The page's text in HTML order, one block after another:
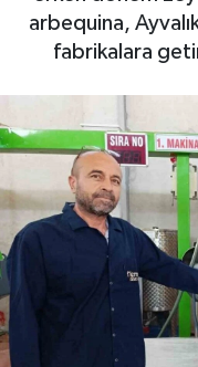
arbequina,
fabrikalara